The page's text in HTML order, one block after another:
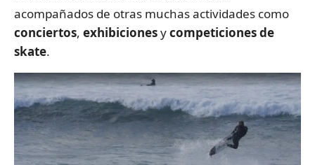
acompañados de otras muchas actividades como
conciertos, exhibicionesycompeticiones de
skate.